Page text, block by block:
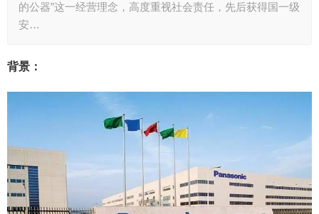
的公器”这一经营理念，高度重视社会责任，先后获得国一级
安…
背景：